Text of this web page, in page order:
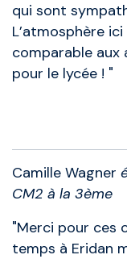
qui sont
L’atmosphère
comparable
pour le lycée ! "
Camille Wagner
CM2 à la 3ème
"Merci pour ces
temps à Eridan